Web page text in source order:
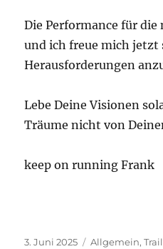
Die Performance für die
und ich freue mich jetzt
Herausforderungen
Lebe Deine Visionen
Träume nicht von
keep on running Frank
Veröffentlicht
3. Juni 2025 Kategorien
Allgemein,